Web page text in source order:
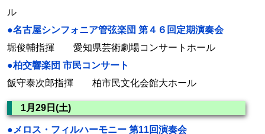
ル
●名古屋シンフォニア管弦楽団 第４６回定期演奏会
堀俊輔指揮 愛知県芸術劇場コンサートホール
●柏交響楽団 市民コンサート
飯守泰次郎指揮 柏市民文化会館大ホール
1月29日(土)
●メロス・フィルハーモニー 第11回演奏会